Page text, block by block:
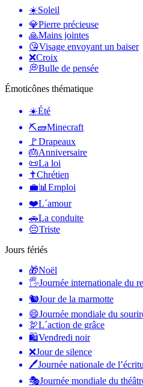
☀️Soleil
💎Pierre précieuse
🙏Mains jointes
😘Visage envoyant un baiser
❌Croix
💭Bulle de pensée
Émoticônes thématique
☀️Été
⛏🧱Minecraft
🚩Drapeaux
🎂Anniversaire
📜La loi
✝️Chrétien
💼📊 Emploi
❤️L´amour
🚗La conduite
😔Triste
Jours fériés
🎁Noël
🖐Journée internationale du
🐿Jour de la marmotte
😄Journée mondiale du
🦃L´action de grâce
🛍Vendredi noir
❌Jour de silence
🖊Journée nationale de
🎭Journée mondiale du